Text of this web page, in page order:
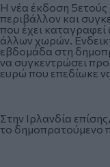
Η νέα έκδοση 5ετούς
περιβάλλον και
που έχει
άλλων χωρών.
εβδομάδα στη
να συγκεντρώσει
ευρώ που επεδίωκε
Στην Ιρλανδία
το δημοπρατούμενο